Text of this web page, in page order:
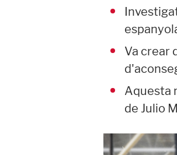
Va crear
Aquesta
de Julio